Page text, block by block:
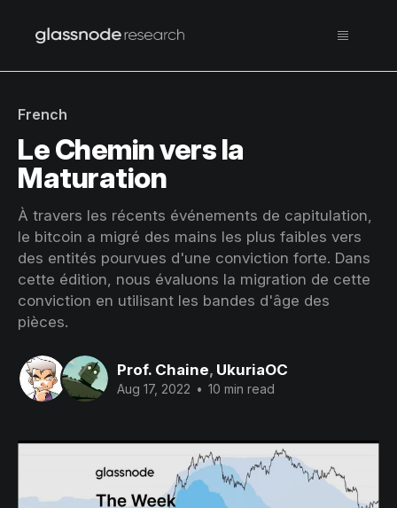
French
Le Chemin vers la
Maturation
À travers les récents événements de capitulation,
le bitcoin a migré des mains les plus faibles vers
des entités pourvues d'une conviction forte. Dans
cette édition, nous évaluons la migration de cette
conviction en utilisant les bandes d'âge des
pièces.
Prof. Chaine, UkuriaOC
Aug 17, 2022 • 10 min read